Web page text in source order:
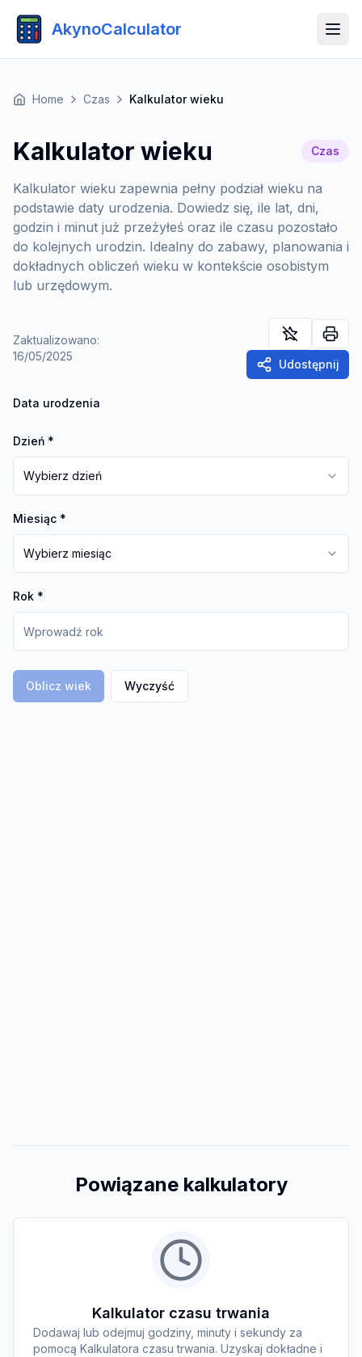
AkynoCalculator
Home Czas Kalkulator wieku
Kalkulator wieku Czas
Kalkulator wieku zapewnia pełny podział wieku na
podstawie daty urodzenia. Dowiedz się, ile lat, dni,
godzin i minut już przeżyłeś oraz ile czasu pozostało
do kolejnych urodzin. Idealny do zabawy, planowania i
dokładnych obliczeń wieku w kontekście osobistym
lub urzędowym.
Zaktualizowano:
16/05/2025
Udostępnij
Data urodzenia
Dzień *
Wybierz dzień
Miesiąc *
Wybierz miesiąc
Rok *
Oblicz wiek Wyczyść
Powiązane kalkulatory
Kalkulator czasu trwania
Dodawaj lub odejmuj godziny, minuty i sekundy za
pomocą Kalkulatora czasu trwania. Uzyskaj dokładne i